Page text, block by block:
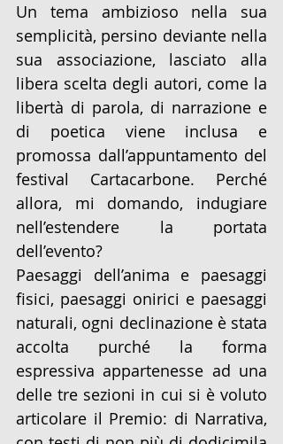
Un tema ambizioso nella sua
semplicità, persino deviante nella
sua associazione, lasciato alla
libera scelta degli autori, come la
libertà di parola, di narrazione e
di poetica viene inclusa e
promossa dall’appuntamento del
festival Cartacarbone. Perché
allora, mi domando, indugiare
nell’estendere la portata
dell’evento?
Paesaggi dell’anima e paesaggi
fisici, paesaggi onirici e paesaggi
naturali, ogni declinazione è stata
accolta purché la forma
espressiva appartenesse ad una
delle tre sezioni in cui si è voluto
articolare il Premio: di Narrativa,